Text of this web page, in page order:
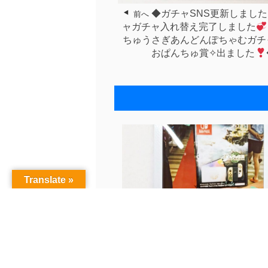
前へ ◆ガチャSNS更新しまし
ャガチャ入れ替え完了しました
ちゅうさぎあんどんぽちゃむガ
おぱんちゅ賞✧︎出ました
Translate »